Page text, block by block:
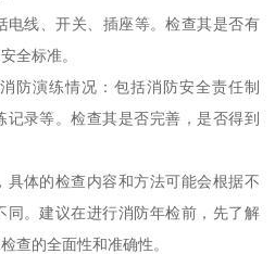
电线、开关、插座等。检查其是否有
全标准。
防演练情况：包括消防安全责任制
记录等。检查其是否完善，是否得到
具体的检查内容和方法可能会根据不
同。建议在进行消防年检前，先了解
查的全面性和准确性。